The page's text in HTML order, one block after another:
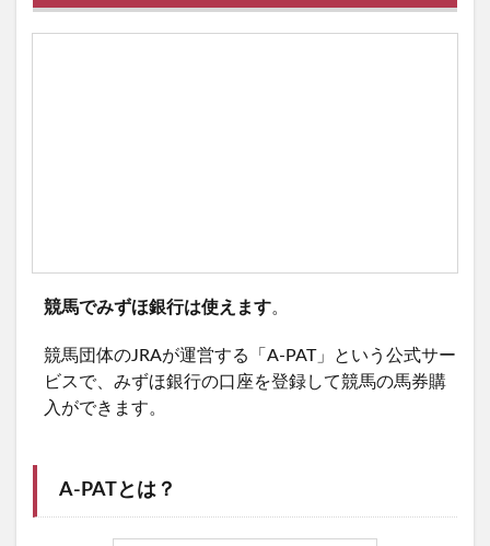
競馬でみずほ銀行は使えます。
競馬団体のJRAが運営する「A-PAT」という公式サー
ビスで、みずほ銀行の口座を登録して競馬の馬券購
入ができます。
A-PATとは？